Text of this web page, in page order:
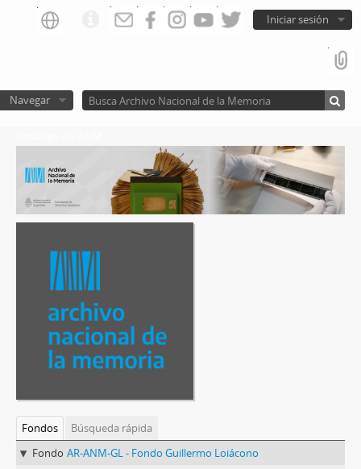
Iniciar sesión
Navegar
Fondos
Búsqueda rápida
Fondo AR-ANM-GL - Fondo Guillermo Loiácono